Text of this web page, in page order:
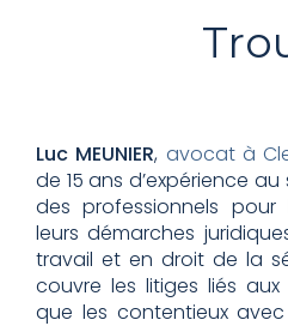
Luc MEUNIER, avocat à
de 15 ans d’expérience
des professionnels
leurs démarches
travail et en droit de la
couvre les litiges liés
que les contentieux